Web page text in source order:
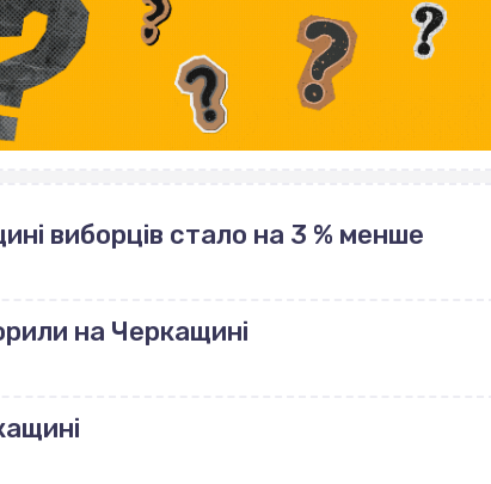
виборців стало на 3 % менше
на Черкащині